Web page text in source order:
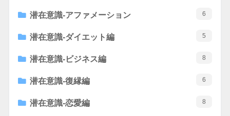
潜在意識-アファメーション 6
潜在意識-ダイエット編 5
潜在意識-ビジネス編 8
潜在意識-復縁編 6
潜在意識-恋愛編 8